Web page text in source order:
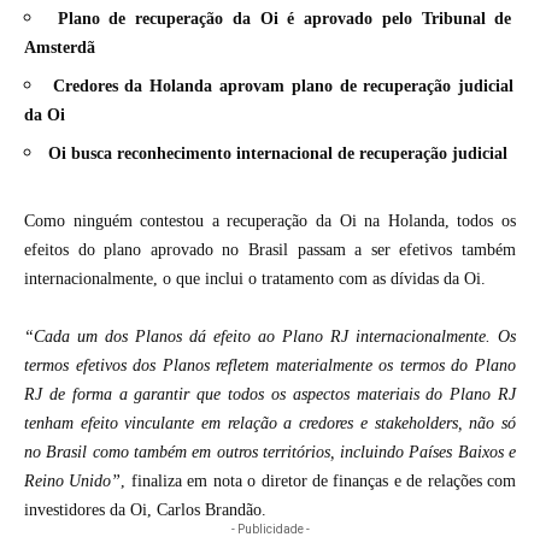
Plano de recuperação da Oi é aprovado pelo Tribunal de
Amsterdã
Credores da Holanda aprovam plano de recuperação judicial
da Oi
Oi busca reconhecimento internacional de recuperação judicial
Como ninguém contestou a recuperação da Oi na Holanda, todos os
efeitos do plano aprovado no Brasil passam a ser efetivos também
internacionalmente, o que inclui o tratamento com as dívidas da Oi.
“Cada um dos Planos dá efeito ao Plano RJ internacionalmente. Os
termos efetivos dos Planos refletem materialmente os termos do Plano
RJ de forma a garantir que todos os aspectos materiais do Plano RJ
tenham efeito vinculante em relação a credores e stakeholders, não só
no Brasil como também em outros territórios, incluindo Países Baixos e
Reino Unido”, finaliza em nota o diretor de finanças e de relações com
investidores da Oi, Carlos Brandão.
- Publicidade -